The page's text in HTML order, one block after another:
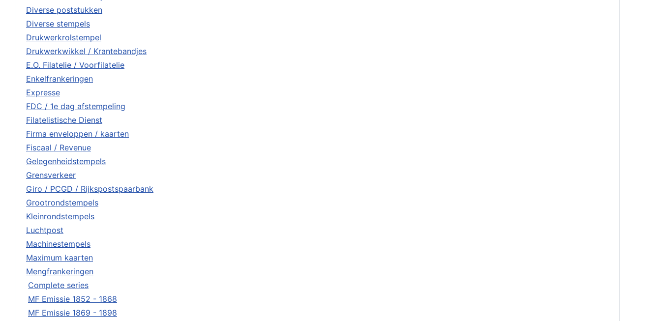
Diverse poststukken
Diverse stempels
Drukwerkrolstempel
Drukwerkwikkel / Krantebandjes
E.O. Filatelie / Voorfilatelie
Enkelfrankeringen
Expresse
FDC / 1e dag afstempeling
Filatelistische Dienst
Firma enveloppen / kaarten
Fiscaal / Revenue
Gelegenheidstempels
Grensverkeer
Giro / PCGD / Rijkspostspaarbank
Grootrondstempels
Kleinrondstempels
Luchtpost
Machinestempels
Maximum kaarten
Mengfrankeringen
Complete series
MF Emissie 1852 - 1868
MF Emissie 1869 - 1898